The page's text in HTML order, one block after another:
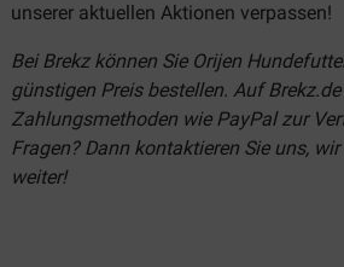
unserer aktuellen Aktionen verpassen!
Bei Brekz können Sie Orijen
günstigen Preis bestellen. Auf Brekz.de
Zahlungsmethoden wie PayPal zur
Fragen? Dann kontaktieren Sie uns,
weiter!